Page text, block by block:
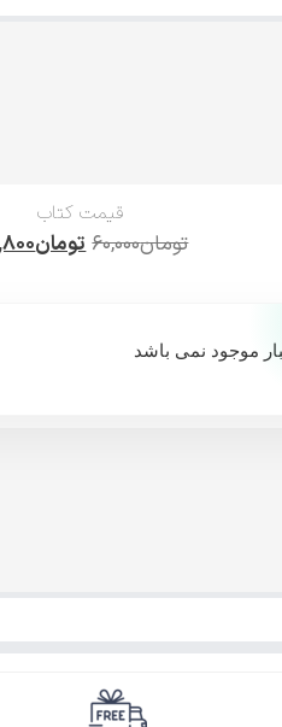
قیمت کتاب
تومان۶۰,۰۰۰تومان
موجود نمی باشد